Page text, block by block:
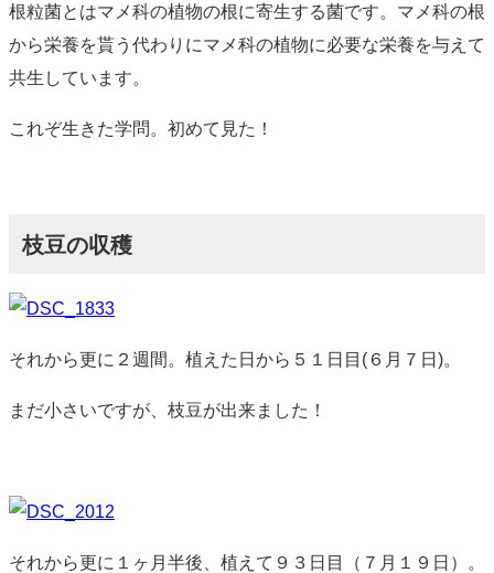
根粒菌とはマメ科の植物の根に寄生する菌です。マメ科の根
から栄養を貰う代わりにマメ科の植物に必要な栄養を与えて
共生しています。
これぞ生きた学問。初めて見た！
枝豆の収穫
それから更に２週間。植えた日から５１日目(６月７日)。
まだ小さいですが、枝豆が出来ました！
それから更に１ヶ月半後、植えて９３日目（７月１９日）。